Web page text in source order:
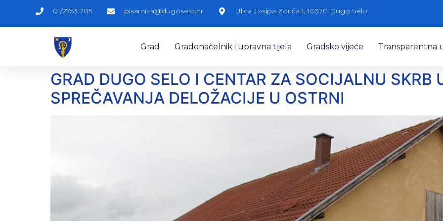
01/2753 705 pisarnica@dugoselo.hr Ulica Josipa Zorića 1, 10370 Dugo Selo
Grad Gradonačelnik i upravna tijela Gradsko vijeće Transparentna
GRAD DUGO SELO I CENTAR ZA SOCIJALNU SKRB
SPREČAVANJA DELOŽACIJE U OSTRNI